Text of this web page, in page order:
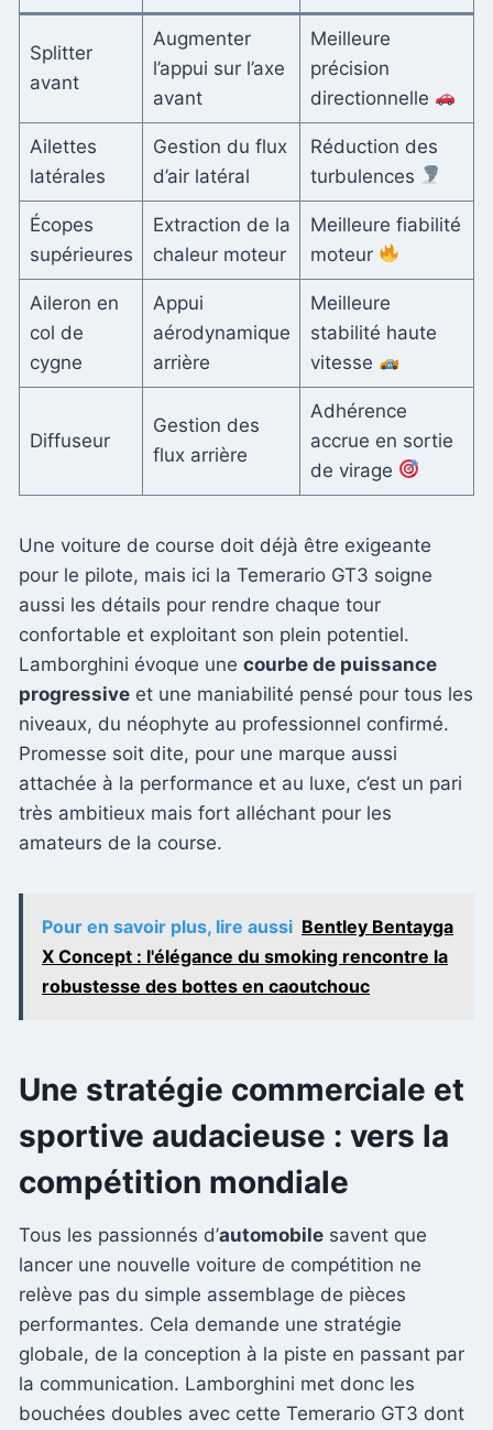
Splitter
avant
Augmenter
l’appui sur l’axe
avant
Meilleure
précision
directionnelle
Ailettes
latérales
Gestion du flux
d’air latéral
Réduction des
turbulences
Écopes
supérieures
Extraction de la
chaleur moteur
Meilleure fiabilité
moteur
Aileron en
col de
cygne
Appui
aérodynamique
arrière
Meilleure
stabilité haute
vitesse
Diffuseur
Gestion des
flux arrière
Adhérence
accrue en sortie
de virage
Une voiture de course doit déjà être exigeante
pour le pilote, mais ici la Temerario GT3 soigne
aussi les détails pour rendre chaque tour
confortable et exploitant son plein potentiel.
Lamborghini évoque une courbe de puissance
progressive et une maniabilité pensé pour tous les
niveaux, du néophyte au professionnel confirmé.
Promesse soit dite, pour une marque aussi
attachée à la performance et au luxe, c’est un pari
très ambitieux mais fort alléchant pour les
amateurs de la course.
Pour en savoir plus, lire aussi Bentley Bentayga
X Concept : l'élégance du smoking rencontre la
robustesse des bottes en caoutchouc
Une stratégie commerciale et
sportive audacieuse : vers la
compétition mondiale
Tous les passionnés d’automobile savent que
lancer une nouvelle voiture de compétition ne
relève pas du simple assemblage de pièces
performantes. Cela demande une stratégie
globale, de la conception à la piste en passant par
la communication. Lamborghini met donc les
bouchées doubles avec cette Temerario GT3 dont